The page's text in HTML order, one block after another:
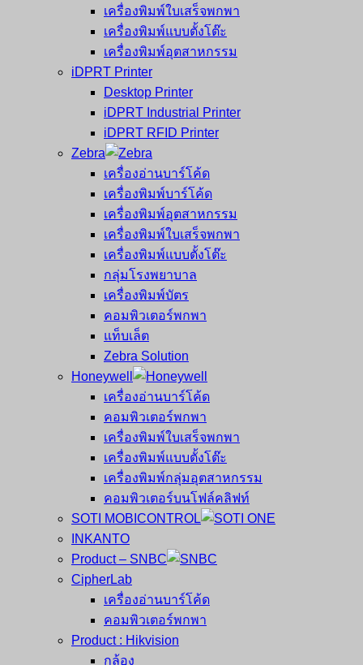
เครื่องพิมพ์ใบเสร็จพกพา
เครื่องพิมพ์แบบตั้งโต๊ะ
เครื่องพิมพ์อุตสาหกรรม
iDPRT Printer
Desktop Printer
iDPRT Industrial Printer
iDPRT RFID Printer
Zebra
เครื่องอ่านบาร์โค้ด
เครื่องพิมพ์บาร์โค้ด
เครื่องพิมพ์อุตสาหกรรม
เครื่องพิมพ์ใบเสร็จพกพา
เครื่องพิมพ์แบบตั้งโต๊ะ
กลุ่มโรงพยาบาล
เครื่องพิมพ์บัตร
คอมพิวเตอร์พกพา
แท็บเล็ต
Zebra Solution
Honeywell
เครื่องอ่านบาร์โค้ด
คอมพิวเตอร์พกพา
เครื่องพิมพ์ใบเสร็จพกพา
เครื่องพิมพ์แบบตั้งโต๊ะ
เครื่องพิมพ์กลุ่มอุตสาหกรรม
คอมพิวเตอร์บนโฟล์คลิฟท์
SOTI MOBICONTROL
INKANTO
Product – SNBC
CipherLab
เครื่องอ่านบาร์โค้ด
คอมพิวเตอร์พกพา
Product : Hikvision
กล้อง